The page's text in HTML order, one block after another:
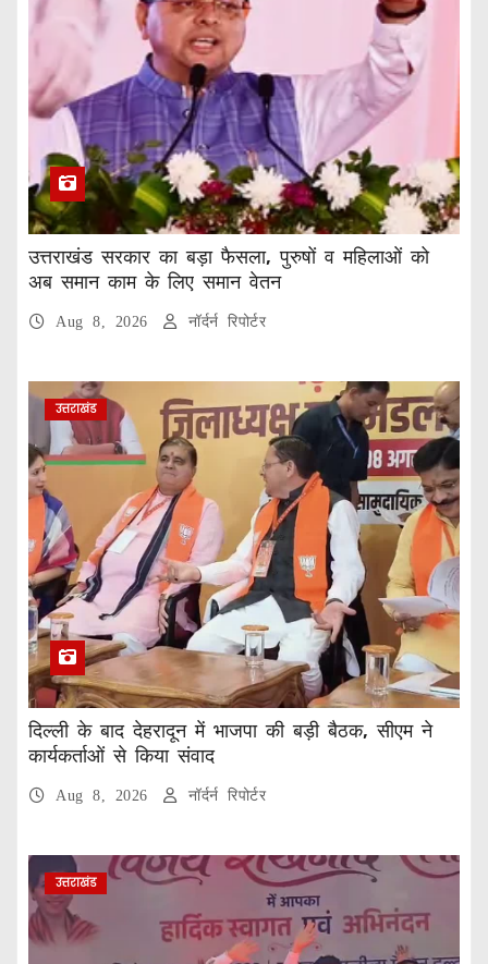
उत्तराखंड सरकार का बड़ा फैसला, पुरुषों व महिलाओं को
अब समान काम के लिए समान वेतन
Aug 8, 2026 नॉर्दर्न रिपोर्टर
उत्तराखंड
दिल्ली के बाद देहरादून में भाजपा की बड़ी बैठक, सीएम ने
कार्यकर्ताओं से किया संवाद
Aug 8, 2026 नॉर्दर्न रिपोर्टर
उत्तराखंड